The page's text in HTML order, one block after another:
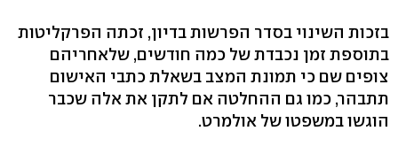
בזכות השינוי בסדר הפרשות בדיון, זכתה הפרקליטות
בתוספת זמן נכבדת של כמה חודשים, שלאחריהם
צופים שם כי תמונת המצב בשאלת כתבי האישום
תתבהר, כמו גם ההחלטה אם לתקן את אלה שכבר
הוגשו במשפטו של אולמרט.